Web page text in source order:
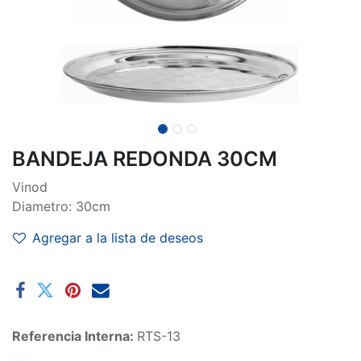
BANDEJA REDONDA 30CM
Vinod
Diametro: 30cm
Agregar a la lista de deseos
Referencia Interna: RTS-13